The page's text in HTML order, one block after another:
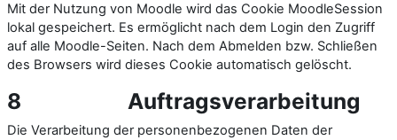
Mit der Nutzung von Moodle wird das Cookie MoodleSession
lokal gespeichert. Es ermöglicht nach dem Login den Zugriff
auf alle Moodle-Seiten. Nach dem Abmelden bzw. Schließen
des Browsers wird dieses Cookie automatisch gelöscht.
8 Auftragsverarbeitung
Die Verarbeitung der personenbezogenen Daten der